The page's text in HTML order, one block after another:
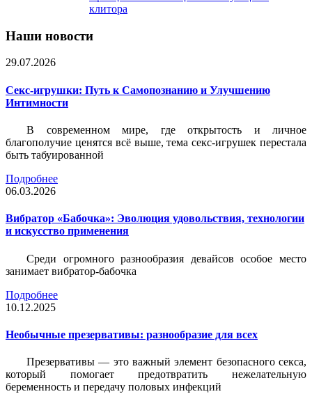
клитора
Наши новости
29.07.2026
Секс-игрушки: Путь к Самопознанию и Улучшению
Интимности
В современном мире, где открытость и личное
благополучие ценятся всё выше, тема секс-игрушек перестала
быть табуированной
Подробнее
06.03.2026
Вибратор «Бабочка»: Эволюция удовольствия, технологии
и искусство применения
Среди огромного разнообразия девайсов особое место
занимает вибратор-бабочка
Подробнее
10.12.2025
Необычные презервативы: разнообразие для всех
Презервативы — это важный элемент безопасного секса,
который помогает предотвратить нежелательную
беременность и передачу половых инфекций